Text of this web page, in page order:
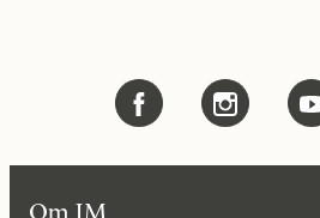
Om JM